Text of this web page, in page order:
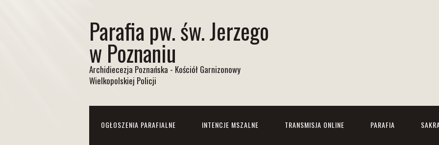
Parafia pw. św. Jerzego
w Poznaniu
Archidiecezja Poznańska - Kościół Garnizonowy
Wielkopolskiej Policji
OGŁOSZENIA PARAFIALNE INTENCJE MSZALNE TRANSMISJA ONLINE PARAFIA